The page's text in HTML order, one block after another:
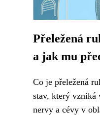
Přeležená
a jak mu
Co je přeležená
stav, který vzniká
nervy a cévy v